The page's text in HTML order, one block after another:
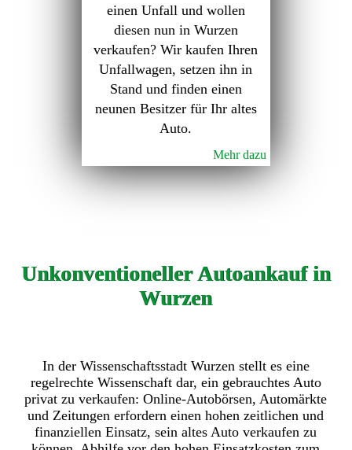
einen Unfall und wollen
diesen nun in Wurzen
verkaufen? Wir kaufen Ihren
Unfallwagen, setzen ihn in
Stand und finden einen
neunen Besitzer für Ihr altes
Auto.
Mehr dazu
Unkonventioneller Autoankauf in
Wurzen
In der Wissenschaftsstadt Wurzen stellt es eine
regelrechte Wissenschaft dar, ein gebrauchtes Auto
privat zu verkaufen: Online-Autobörsen, Automärkte
und Zeitungen erfordern einen hohen zeitlichen und
finanziellen Einsatz, sein altes Auto verkaufen zu